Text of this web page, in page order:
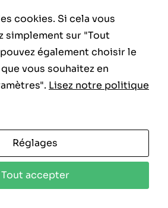
cookies. Si cela vous
simplement sur "Tout
également choisir le
vous souhaitez en
Lisez notre politique
Réglages
Tout accepter